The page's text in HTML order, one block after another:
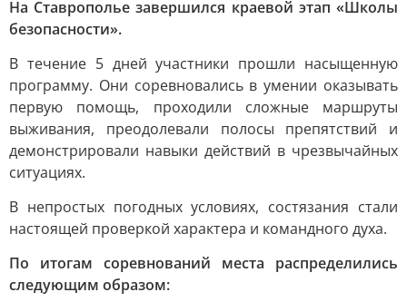
На Ставрополье завершился краевой этап «Школы
безопасности».
В течение 5 дней участники прошли насыщенную
программу. Они соревновались в умении оказывать
первую помощь, проходили сложные маршруты
выживания, преодолевали полосы препятствий и
демонстрировали навыки действий в чрезвычайных
ситуациях.
В непростых погодных условиях, состязания стали
настоящей проверкой характера и командного духа.
По итогам соревнований места распределились
следующим образом: